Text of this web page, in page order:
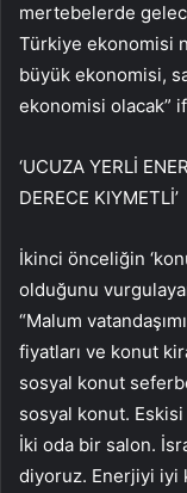
mertebelerde
Türkiye ekonomisi
büyük ekonomisi,
ekonomisi olacak”
‘UCUZA YERLİ
DERECE KIYMETLİ’
İkinci önceliğin
olduğunu
“Malum
fiyatları ve konut
sosyal konut
sosyal konut.
İki oda bir salon.
diyoruz. Enerjiyi iyi